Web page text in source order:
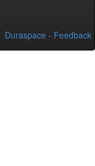
Duraspace - Feedback